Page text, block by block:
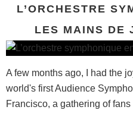
L’ORCHESTRE
LES MAINS DE
A few months ago, I had the
world's first Audience
Francisco, a gathering of